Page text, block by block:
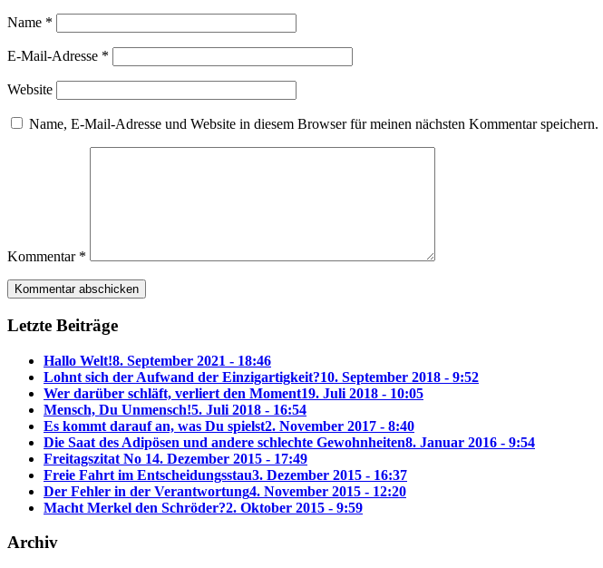
Name *
E-Mail-Adresse *
Website
Name, E-Mail-Adresse und Website in diesem Browser für meinen nächsten Kommentar speichern.
Kommentar *
Letzte Beiträge
Hallo Welt!8. September 2021 - 18:46
Lohnt sich der Aufwand der Einzigartigkeit?10. September 2018 - 9:52
Wer darüber schläft, verliert den Moment19. Juli 2018 - 10:05
Mensch, Du Unmensch!5. Juli 2018 - 16:54
Es kommt darauf an, was Du spielst2. November 2017 - 8:40
Die Saat des Adipösen und andere schlechte Gewohnheiten8. Januar 2016 - 9:54
Freitagszitat No 14. Dezember 2015 - 17:49
Freie Fahrt im Entscheidungsstau3. Dezember 2015 - 16:37
Der Fehler in der Verantwortung4. November 2015 - 12:20
Macht Merkel den Schröder?2. Oktober 2015 - 9:59
Archiv